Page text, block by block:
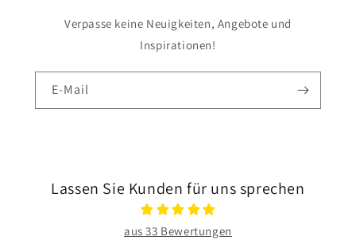
Verpasse keine Neuigkeiten, Angebote und
Inspirationen!
E-Mail
Lassen Sie Kunden für uns sprechen
aus 33 Bewertungen